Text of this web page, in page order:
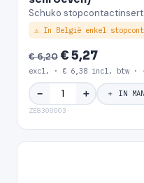
Schuko
⚠ In België enkel
€ 6,20€ 5,27
excl. · € 6,38 incl. btw ·
− ＋ ＋ IN
ZE8300003